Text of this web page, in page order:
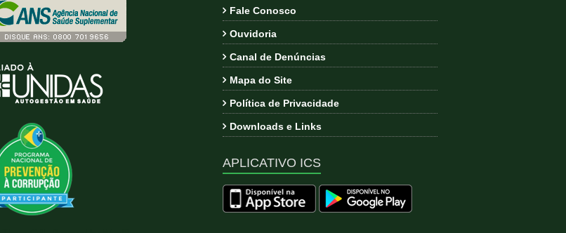
Fale Conosco
Ouvidoria
Canal de Denúncias
Mapa do Site
Política de Privacidade
Downloads e Links
APLICATIVO ICS